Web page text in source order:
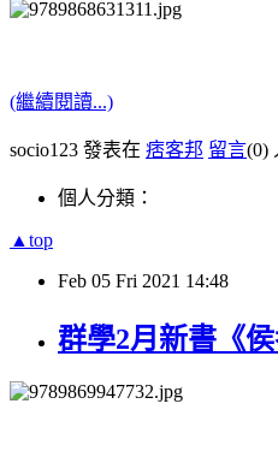
(繼續閱讀...)
socio123 發表在 痞客邦 留言(0)
個人分類：
▲top
Feb 05 Fri 2021 14:48
群學2月新書《